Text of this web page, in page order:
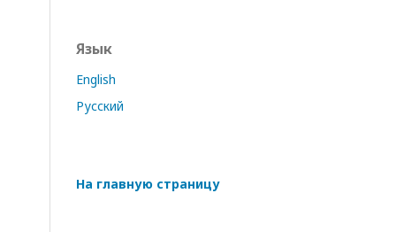
Язык
English
Русский
На главную страницу